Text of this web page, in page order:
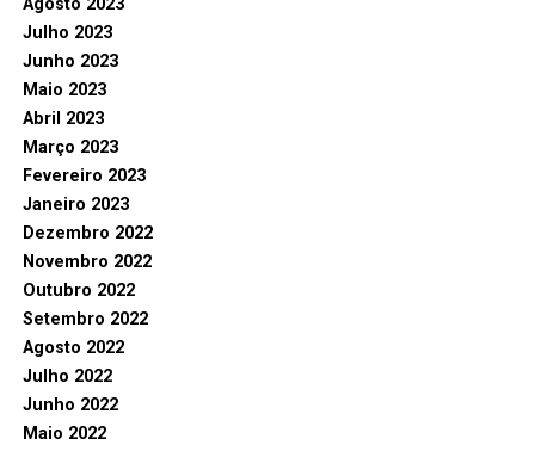
Agosto 2023
Julho 2023
Junho 2023
Maio 2023
Abril 2023
Março 2023
Fevereiro 2023
Janeiro 2023
Dezembro 2022
Novembro 2022
Outubro 2022
Setembro 2022
Agosto 2022
Julho 2022
Junho 2022
Maio 2022